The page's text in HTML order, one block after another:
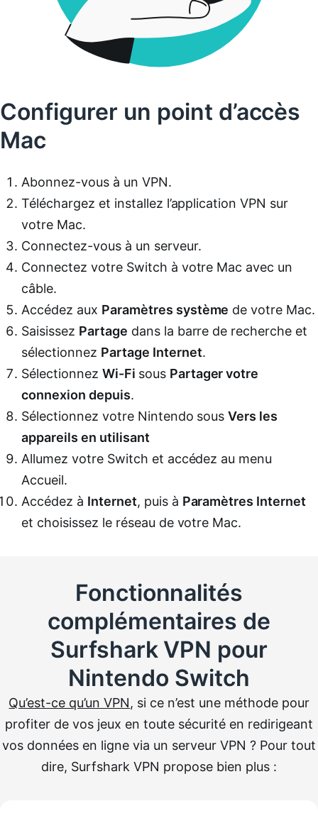
Configurer un point d’accès
Mac
Abonnez-vous à un VPN.
Téléchargez et installez l’application VPN sur
votre Mac.
Connectez-vous à un serveur.
Connectez votre Switch à votre Mac avec un
câble.
Accédez aux Paramètres système de votre Mac.
Saisissez Partage dans la barre de recherche et
sélectionnez Partage Internet.
Sélectionnez Wi-Fi sous Partager votre
connexion depuis.
Sélectionnez votre Nintendo sousVers les
appareils en utilisant
Allumez votre Switch et accédez au menu
Accueil.
Accédez à Internet, puis à Paramètres Internet
et choisissez le réseau de votre Mac.
Fonctionnalités
complémentaires de
Surfshark VPN pour
Nintendo Switch
Qu’est-ce qu’un VPN, si ce n’est une méthode pour
profiter de vos jeux en toute sécurité en redirigeant
vos données en ligne via un serveur VPN ?Pour tout
dire, Surfshark VPN propose bien plus :